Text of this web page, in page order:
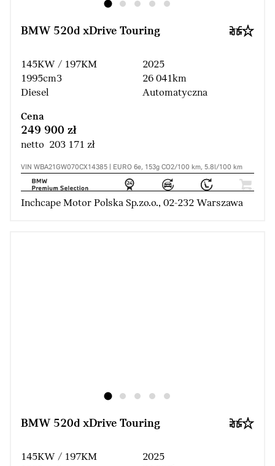
BMW 520d xDrive Touring
145KW / 197KM
1995cm3
Diesel
2025
26 041km
Automatyczna
Cena
249 900 zł
netto 203 171 zł
VIN WBA21GW070CX14385 | EURO 6e, 153g CO2/100 km, 5.8l/100 km
Inchcape Motor Polska Sp.zo.o., 02-232 Warszawa
BMW 520d xDrive Touring
145KW / 197KM
2025